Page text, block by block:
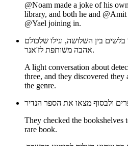
@Noam made a joke of his
library, and both he and
@Yael joining in.
בין השלושה, וגילו שלכולם
אהבה משותפת לז'אנר.
A light conversation about
three, and they discovered
the genre.
They checked the
rare book.